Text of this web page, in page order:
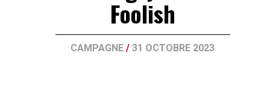
Foolish
CAMPAGNE /31 OCTOBRE 2023